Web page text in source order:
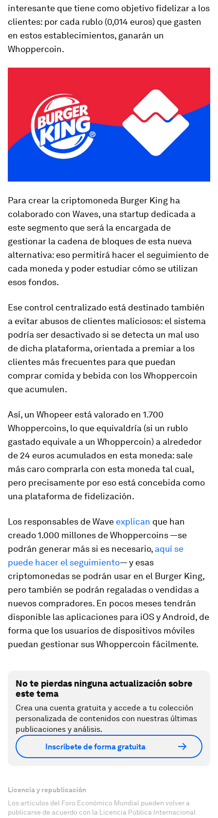
interesante que tiene como objetivo fidelizar a los
clientes: por cada rublo (0,014 euros) que gasten
en estos establecimientos, ganarán un
Whoppercoin.
Para crear la criptomoneda Burger King ha
colaborado con Waves, una startup dedicada a
este segmento que será la encargada de
gestionar la cadena de bloques de esta nueva
alternativa: eso permitirá hacer el seguimiento de
cada moneda y poder estudiar cómo se utilizan
esos fondos.
Ese control centralizado está destinado también
a evitar abusos de clientes maliciosos: el sistema
podría ser desactivado si se detecta un mal uso
de dicha plataforma, orientada a premiar a los
clientes más frecuentes para que puedan
comprar comida y bebida con los Whoppercoin
que acumulen.
Así, un Whopeer está valorado en 1.700
Whoppercoins, lo que equivaldría (si un rublo
gastado equivale a un Whoppercoin) a alrededor
de 24 euros acumulados en esta moneda: sale
más caro comprarla con esta moneda tal cual,
pero precisamente por eso está concebida como
una plataforma de fidelización.
Los responsables de Wave explican que han
creado 1.000 millones de Whoppercoins —se
podrán generar más si es necesario, aquí se
puede hacer el seguimiento— y esas
criptomonedas se podrán usar en el Burger King,
pero también se podrán regaladas o vendidas a
nuevos compradores. En pocos meses tendrán
disponible las aplicaciones para iOS y Android, de
forma que los usuarios de dispositivos móviles
puedan gestionar sus Whoppercoin fácilmente.
No te pierdas ninguna actualización sobre
este tema
Crea una cuenta gratuita y accede a tu colección
personalizada de contenidos con nuestras últimas
publicaciones y análisis.
Inscríbete de forma gratuita
Licencia y republicación
Los artículos del Foro Económico Mundial pueden volver a
publicarse de acuerdo con la Licencia Pública Internacional